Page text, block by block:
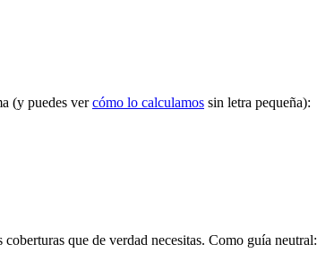
(y puedes vercómo lo calculamos sin letra pequeña):
que de verdad necesitas. Como guía neutral: